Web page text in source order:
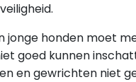
jonge honden moet
goed kunnen
en gewrichten niet